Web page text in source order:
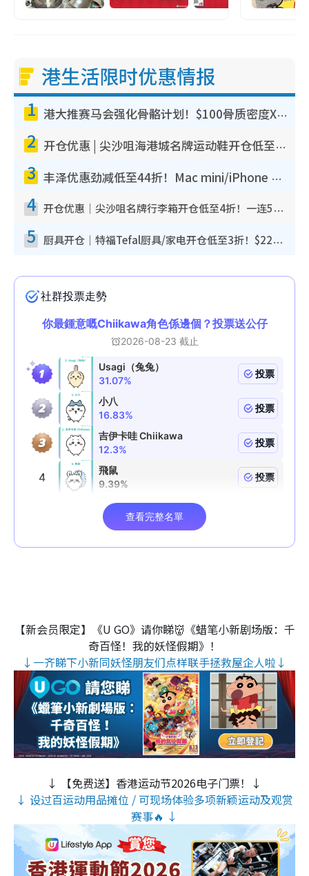
港生活限时优惠情报
1 港大推赛马会强化骨骼计划！$100骨质密度X光检查 完成免费运动训练送超市礼券！附参加资格
2 开仓优惠 | 尖沙咀海港城名牌运动鞋开仓低至1折！On鞋$899起/Joy&Peace鞋履$98起
3 丰泽优惠劲减低至44折！Mac mini/iPhone 17 Pro大减价！厨房家电$220起
4 开仓优惠｜尖沙咀名牌行李箱开仓低至4折！一连5日 American Tourister/ace./Hallmark $200起
5 厨具开仓｜特福Tefal厨具/家电开仓低至3折！$220起买平底锅/炒锅/汤锅！电饭煲/吸尘器/挂烫机$418起
【新会员限定】《U GO》请你睇👹《蜡笔小新剧场版：千
奇百怪！我的妖怪假期》！
↓一齐睇下小新同妖怪朋友们点样联手拯救屋企人啦↓
↓ 【免费送】香港运动节2026电子门票！↓
↓ 设过百运动用品摊位 / 可现场体验多项新颖运动及观赏
赛事🔥 ↓